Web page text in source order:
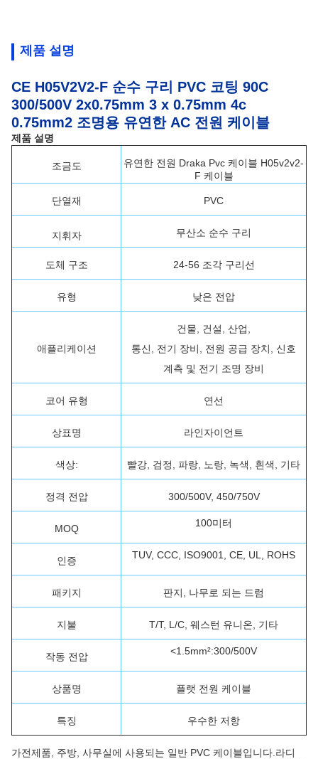
제품 설명
CE H05V2V2-F 순수 구리 PVC 코팅 90C
300/500V 2x0.75mm 3 x 0.75mm 4c
0.75mm2 조명용 유연한 AC 전원 케이블
제품 설명
조금도
유연한 전원 Draka Pvc 케이블 H05v2v2-
F 케이블
단열재 PVC
지휘자 무산소 순수 구리
도체 구조 24-56 조각 구리선
유형 낮은 전압
애플리케이션
건물, 건설, 산업,
통신, 전기 장비, 전원 공급 장치, 신호
계측 및 전기 조명 장비
코어 유형 연선
상표명 라인자이언트
색상: 빨강, 검정, 파랑, 노랑, 녹색, 흰색, 기타
정격 전압 300/500V, 450/750V
MOQ 100미터
인증 TUV, CCC, ISO9001, CE, UL, ROHS
패키지 판지, 나무로 되는 드럼
지불 T/T, L/C, 웨스턴 유니온, 기타
작동 전압 <1.5mm²:300/500V
상품명 플랫 전원 케이블
특징 우수한 저항
가전제품, 주방, 사무실에 사용되는 일반 PVC 케이블입니다.라디